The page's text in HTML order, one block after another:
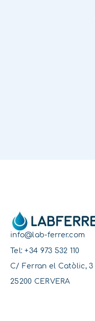
info@lab-ferrer.com
Tel:+34 973 532 110
C/ Ferran el Catòlic, 3
25200 CERVERA